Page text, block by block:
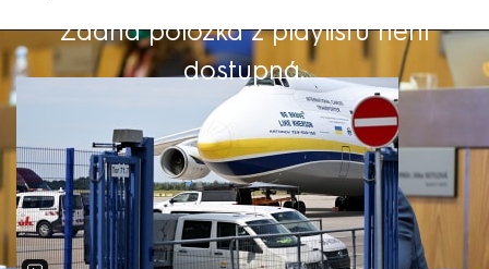
Žádná položka z playlistu není
dostupná.
Výběr redakce